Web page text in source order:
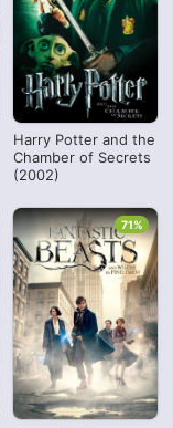
Harry Potter and the
Chamber of Secrets
(2002)
71%